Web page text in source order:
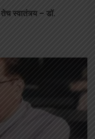
स्वातंत्र्य – डॉ.